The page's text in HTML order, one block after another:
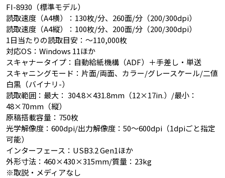
FI-8930（標準モデル）
読取速度（A4横）：130枚/分、260面/分（200/300dpi）
読取速度（A4縦）：100枚/分、200面/分（200/300dpi）
1日当たりの読取目安：～110,000枚
対応OS：Windows 11ほか
スキャナータイプ：自動給紙機構（ADF）＋手差し・単送
スキャニングモード：片面/両面、カラー/グレースケール/二値
白黒（バイナリ-）
読取範囲：最大： 304.8×431.8mm（12×17in.）/最小：
48×70mm（縦）
原稿搭載容量：750枚
光学解像度：600dpi/出力解像度：50～600dpi（1dpiごと指定
可能）
インターフェース：USB3.2 Gen1ほか
外形寸法：460×430×315mm/質量：23kg
※取説・メディアなし